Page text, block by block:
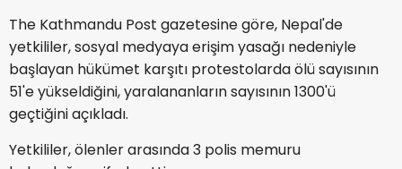
The Kathmandu Post gazetesine göre, Nepal'de
yetkililer, sosyal medyaya erişim yasağı nedeniyle
başlayan hükümet karşıtı protestolarda ölü sayısının
51'e yükseldiğini, yaralananların sayısının 1300'ü
geçtiğini açıkladı.
Yetkililer, ölenler arasında 3 polis memuru